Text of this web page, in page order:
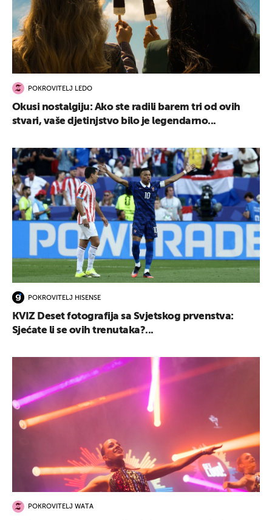
POKROVITELJ LEDO
Okusi nostalgiju: Ako ste radili barem tri od ovih
stvari, vaše djetinjstvo bilo je legendarno...
POKROVITELJ HISENSE
KVIZ Deset fotografija sa Svjetskog prvenstva:
Sjećate li se ovih trenutaka?...
POKROVITELJ WATA
UKLJUČITE NOTIFIKACIJE